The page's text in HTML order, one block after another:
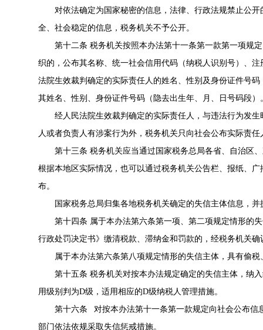
对依法确定为国家秘密的信息，法律、行政法规禁止公
全、社会稳定的信息，税务机关不予公开。
第十二条 税务机关按照本办法第十一条第一款第一项规
织的，公布其名称、统一社会信用代码（纳税人识别号）、
法院生效裁判确定的实际责任人的姓名、性别及身份证件号
其姓名、性别、身份证件号码（隐去出生年、月、日号码段）
经人民法院生效裁判确定的实际责任人，与违法行为发
人或者负责人有涉案行为外，税务机关只向社会公布实际责任
第十三条 税务机关应当通过国家税务总局各省、自治区
根据本地区实际情况，也可以通过税务机关公告栏、报纸、
布。
国家税务总局归集各地税务机关确定的失信主体信息，
第十四条 属于本办法第六条第一项、第二项规定情形的
行政处罚决定书》缴清税款、滞纳金和罚款的，经税务机关
属于本办法第六条第八项规定情形的失信主体，具有偷
第十五条 税务机关对按本办法规定确定的失信主体，纳
用级别判为D级，适用相应的D级纳税人管理措施。
第十六条 对按本办法第十一条第一款规定向社会公布信
部门依法依规采取失信惩戒措施。